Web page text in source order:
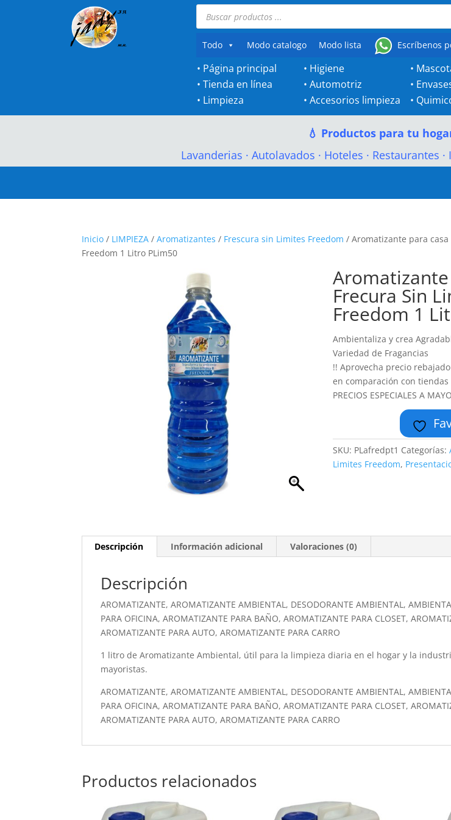
Búsqueda
productos
Todo
Modo catalogo Modo lista Escríbenos
• Página principal
•Tienda en línea
• Limpieza
• Higiene
•Automotriz
•Accesorios limpieza
•
•
•
💧 Productos para tu
Lavanderias · Autolavados · Hoteles · Restaurantes ·
Inicio / LIMPIEZA /Aromatizantes / Frescura sin Limites Freedom / Aromatizante para
Freedom 1 Litro PLim50
Frecura Sin
Freedom 1
Ambientaliza y crea
Variedad de Fragancias
!! Aprovecha precio
en comparación con tiendas
PRECIOS ESPECIALES A
SKU: PLafredpt1 Categorías:
Limites Freedom,
Descripción Información adicional Valoraciones (0)
Descripción
AROMATIZANTE, AROMATIZANTE AMBIENTAL, DESODORANTE AMBIENTAL,
PARA OFICINA, AROMATIZANTE PARA BAÑO, AROMATIZANTE PARA CLOSET,
AROMATIZANTE PARA AUTO, AROMATIZANTE PARA CARRO
1 litro de Aromatizante Ambiental, útil para la limpieza diaria en el hogar y la
mayoristas.
AROMATIZANTE, AROMATIZANTE AMBIENTAL, DESODORANTE AMBIENTAL,
PARA OFICINA, AROMATIZANTE PARA BAÑO, AROMATIZANTE PARA CLOSET,
AROMATIZANTE PARA AUTO, AROMATIZANTE PARA CARRO
Productos relacionados